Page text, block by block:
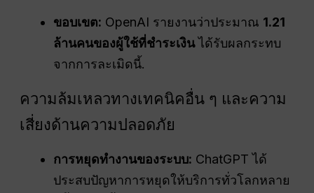
ขอบเขต: OpenAI รายงานว่าประมาณ 1.21
ล้านคนของผู้ใช้ที่ชำระเงินได้รับผลกระทบ
จากการละเมิดนี้.
ความล้มเหลวทางเทคนิคอื่น ๆ และความ
เสี่ยงด้านความปลอดภัย
การหยุดทำงานของระบบ: ChatGPT ได้
ประสบปัญหาการหยุดให้บริการทั่วโลกหลาย